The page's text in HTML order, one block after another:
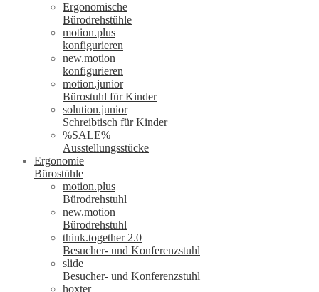
Ergonomische
Bürodrehstühle
motion.plus
konfigurieren
new.motion
konfigurieren
motion.junior
Bürostuhl für Kinder
solution.junior
Schreibtisch für Kinder
%SALE%
Ausstellungsstücke
Ergonomie
Bürostühle
motion.plus
Bürodrehstuhl
new.motion
Bürodrehstuhl
think.together 2.0
Besucher- und Konferenzstuhl
slide
Besucher- und Konferenzstuhl
hoxter